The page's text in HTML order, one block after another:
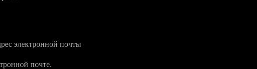
электронной почты
почте.